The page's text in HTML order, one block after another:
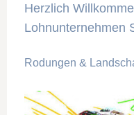
Herzlich
Lohnunternehmen
Rodungen &